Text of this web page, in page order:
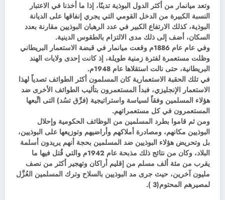
وتعد ميانمار من أكثر الدول البوذية تدينًا، إذا ما أخذنا في الاعتبار
النسبة الكبيرة من الدخل القومي التي يجري إنفاقها على الديانة
البوذية، كذلك الارتفاع الكبير في عدد الرهبان البوذيين مقارنة بعدد
السكان، أضف إلى ذلك مدى الالتزام بالطقوس الدينية.
وفي عام عام 1886م وقعت ميانمار في قبضة الاستعمار البريطاني
وظلت مستعمرة لفترة زمنية طويلة، إذ كانت إحدى ولايات الهند
البريطانية، حتى نالت استقلاها عام 1948م.
في تلك الحقبة الاستعمارية كان المسلمون أكثر الطوائف تصدياً لهذا
الاستعمار الإنجليزي، فبدأ المستعمرون بتأليب الطوائف الأخرى ضد
هؤلاء المسلمين وفقاً لسياسة واستراتيجية (فرِّق تسُد) التى اتِّبعها
المستعمرون في كل مستعمراتهم.
ومن ثم قاموا بطرد المسلمين من الوظائف الحكومية وإحلال
البوذيين مكانهم، ومصادرة أملاكهم وأراضيهم وتوزيعها على البوذيين،
بل وتحريض هؤلاء البوذيين ضد المسلمين بحجة أنهم يريدون أسلمة
البلاد، وكان من نتائج ذلك مذبحة عام 1942م والتي قُتل فيها ما
يقرب من مئة ألف مسلم من إقليم أراكان وتهجير أكثر من نصف
مليون آخرين، حيث جرى مد البوذيين بالسلاح وترك المسلمين العُزَّل
لمصيرهم المحتوم(3 ).